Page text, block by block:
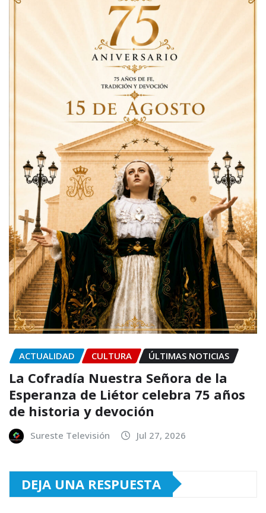
ACTUALIDAD CULTURA ÚLTIMAS NOTICIAS
La Cofradía Nuestra Señora de la
Esperanza de Liétor celebra 75 años
de historia y devoción
Sureste Televisión Jul 27, 2026
DEJA UNA RESPUESTA